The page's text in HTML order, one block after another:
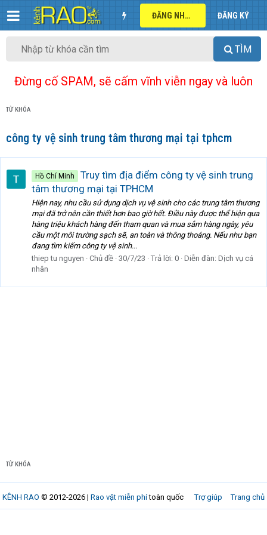
ĐĂNG NHẬP ĐĂNG KÝ
TÌM
Đừng cố SPAM, sẽ cấm vĩnh viễn ngay và luôn
TỪ KHÓA
công ty vệ sinh trung tâm thương mại tại tphcm
Hồ Chí Minh
Truy tìm địa điểm công ty vệ sinh trung
tâm thương mại tại TPHCM
Hiện nay, nhu cầu sử dụng dịch vụ vệ sinh cho các trung tâm thương
mại đã trở nên cần thiết hơn bao giờ hết. Điều này được thể hiện qua
hàng triệu khách hàng đến tham quan và mua sắm hàng ngày, yêu
cầu một môi trường sạch sẽ, an toàn và thông thoáng. Nếu như bạn
đang tìm kiếm công ty vệ sinh...
thiep tu nguyen
Chủ đề 30/7/23 Trả lời: 0 Diễn đàn: Dịch vụ cá
nhân
TỪ KHÓA
Trợ giúp Trang chủ
KÊNH RAO © 2012-2026 | Rao vặt miễn phítoàn quốc